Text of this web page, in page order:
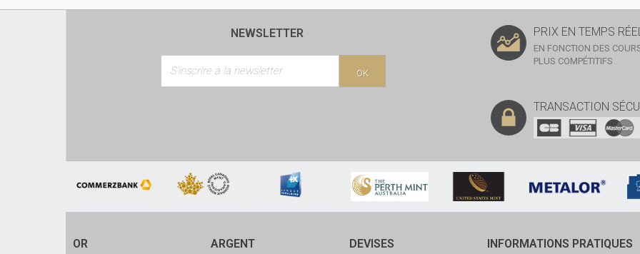
NEWSLETTER
OK
PRIX EN TEMPS
EN FONCTION DES
PLUS COMPÉTITIFS
TRANSACTION
OR ARGENT DEVISES INFORMATIONS PRATIQUES